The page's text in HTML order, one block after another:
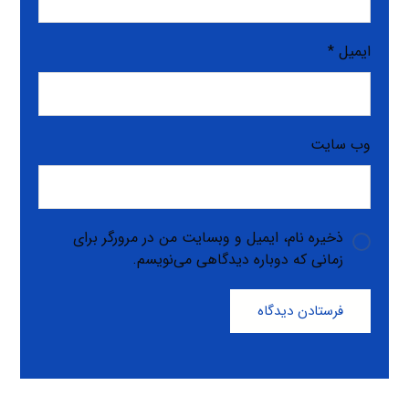
ایمیل*
وب‌ سایت
ذخیره نام، ایمیل و وبسایت من در مرورگر برای
زمانی که دوباره دیدگاهی می‌نویسم.
فرستادن دیدگاه